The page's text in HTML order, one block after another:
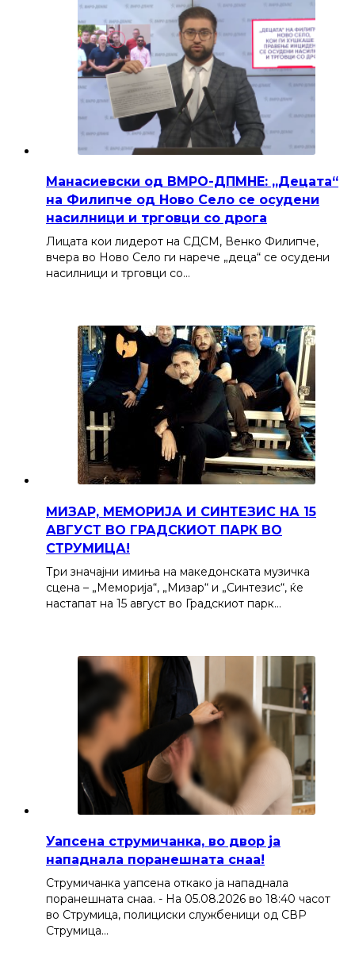
Манасиевски од ВМРО-ДПМНЕ: „Децата“
на Филипче од Ново Село се осудени
насилници и трговци со дрога
Лицата кои лидерот на СДСМ, Венко Филипче,
вчера во Ново Село ги нарече „деца“ се осудени
насилници и трговци со…
МИЗАР, МЕМОРИЈА И СИНТЕЗИС НА 15
АВГУСТ ВО ГРАДСКИОТ ПАРК ВО
СТРУМИЦА!
Три значајни имиња на македонската музичка
сцена – „Меморија“, „Мизар“ и „Синтезис“, ќе
настапат на 15 август во Градскиот парк…
Уапсена струмичанка, во двор ја
нападнала поранешната снаа!
Струмичанка уапсена откако ја нападнала
поранешната снаа. - На 05.08.2026 во 18:40 часот
во Струмица, полициски службеници од СВР
Струмица…